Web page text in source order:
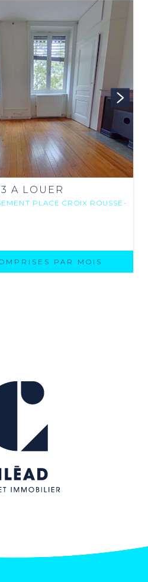
A LOUER
PLACE CROIX ROUSSE-
PAR MOIS